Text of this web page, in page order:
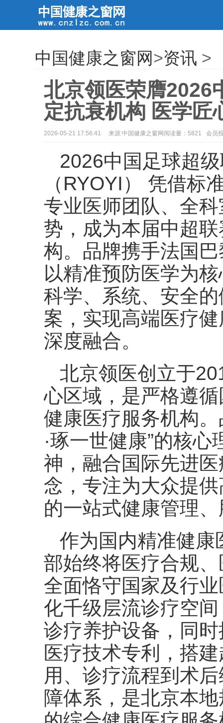
中国健康之窗网>资讯 >
北京领医荣膺2026
定抗衰机构 医学匠
2026-05-21 17:56:41 来源:中国健康之窗网阅读量：5821 会员
2026中国足球超
（RYOYI） 凭借标
专业医师团队、全
势，成为本届中超
构。品牌携手法国
以精准预防医学为
科学、系统、安全
案，实现高端医疗
深度融合。
北京领医创立于
心区域，是严格遵
健康医疗服务机构
·琢一世健康”的核
神，融合国际先进
念，专注为大众提
的一站式健康管理
作为国内精准健康
部始终将医疗合规
全面恪守国家及行
化千级层流诊疗空
诊疗养护设备，同
医疗技术专利，搭
用、诊疗流程到术
障体系，是北京本